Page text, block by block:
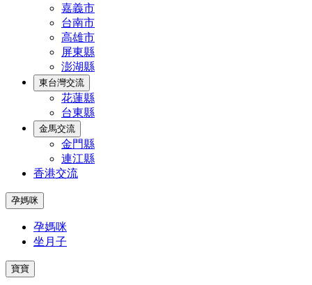
嘉義市
台南市
高雄市
屏東縣
澎湖縣
東台灣交流
花蓮縣
台東縣
金馬交流
金門縣
連江縣
香港交流
孕媽咪
孕媽咪
坐月子
寶寶